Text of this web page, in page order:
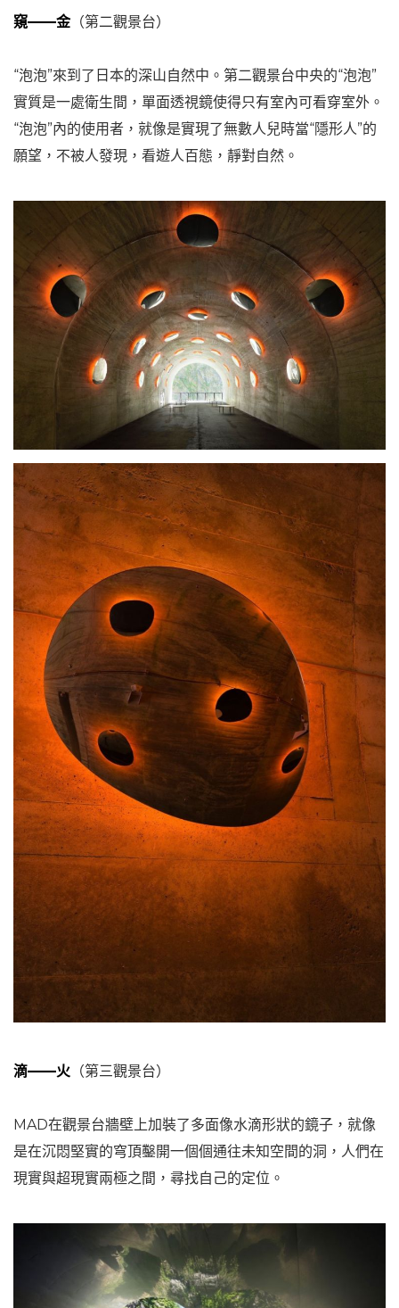
窺——金（第二觀景台）
“泡泡”來到了日本的深山自然中。第二觀景台中央的“泡泡”
實質是一處衛生間，單面透視鏡使得只有室內可看穿室外。
“泡泡”內的使用者，就像是實現了無數人兒時當“隱形人”的
願望，不被人發現，看遊人百態，靜對自然。
滴——火 （第三觀景台）
MAD在觀景台牆壁上加裝了多面像水滴形狀的鏡子，就像
是在沉悶堅實的穹頂鑿開一個個通往未知空間的洞，人們在
現實與超現實兩極之間，尋找自己的定位。